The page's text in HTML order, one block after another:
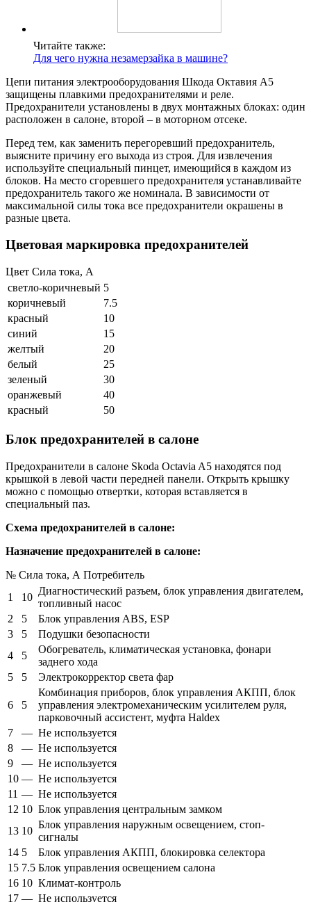
Читайте также:
Для чего нужна незамерзайка в машине?
Цепи питания электрооборудования Шкода Октавия А5
защищены плавкими предохранителями и реле.
Предохранители установлены в двух монтажных блоках: один
расположен в салоне, второй – в моторном отсеке.
Перед тем, как заменить перегоревший предохранитель,
выясните причину его выхода из строя. Для извлечения
используйте специальный пинцет, имеющийся в каждом из
блоков. На место сгоревшего предохранителя устанавливайте
предохранитель такого же номинала. В зависимости от
максимальной силы тока все предохранители окрашены в
разные цвета.
Цветовая маркировка предохранителей
Цвет Сила тока, А
светло-коричневый 5
коричневый
7.5
красный
10
синий
15
желтый
20
белый
25
зеленый
30
оранжевый
40
красный
50
Блок предохранителей в салоне
Предохранители в салоне Skoda Octavia A5 находятся под
крышкой в левой части передней панели. Открыть крышку
можно с помощью отвертки, которая вставляется в
специальный паз.
Схема предохранителей в салоне:
Назначение предохранителей в салоне:
№ Сила тока, А Потребитель
1
10
Диагностический разъем, блок управления двигателем,
топливный насос
2
5
Блок управления ABS, ESP
3
5
Подушки безопасности
4
5
Обогреватель, климатическая установка, фонари
заднего хода
5
5 Электрокорректор света фар
6 5
Комбинация приборов, блок управления АКПП, блок
управления электромеханическим усилителем руля,
парковочный ассистент, муфта Haldex
7
— Не используется
8
— Не используется
9
— Не используется
10 — Не используется
11 — Не используется
12 10 Блок управления центральным замком
13 10
Блок управления наружным освещением, стоп-
сигналы
14 5
Блок управления АКПП, блокировка селектора
15 7.5 Блок управления освещением салона
16 10 Климат-контроль
17 — Не используется